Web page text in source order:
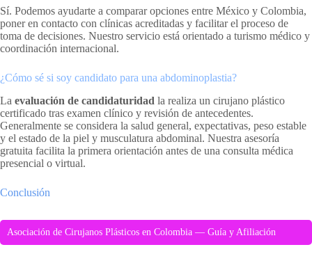
Sí. Podemos ayudarte a comparar opciones entre México y Colombia,
poner en contacto con clínicas acreditadas y facilitar el proceso de
toma de decisiones. Nuestro servicio está orientado a turismo médico y
coordinación internacional.
¿Cómo sé si soy candidato para una abdominoplastia?
La evaluación de candidaturidad la realiza un cirujano plástico
certificado tras examen clínico y revisión de antecedentes.
Generalmente se considera la salud general, expectativas, peso estable
y el estado de la piel y musculatura abdominal. Nuestra asesoría
gratuita facilita la primera orientación antes de una consulta médica
presencial o virtual.
Conclusión
Asociación de Cirujanos Plásticos en Colombia — Guía y Afiliación